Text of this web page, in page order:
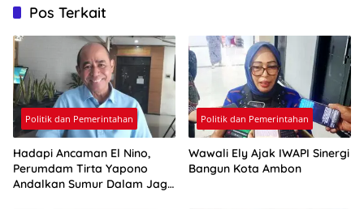
Pos Terkait
Politik dan Pemerintahan
Hadapi Ancaman El Nino,
Perumdam Tirta Yapono
Andalkan Sumur Dalam Jaga
Politik dan Pemerintahan
Wawali Ely Ajak IWAPI Sinergi
Bangun Kota Ambon